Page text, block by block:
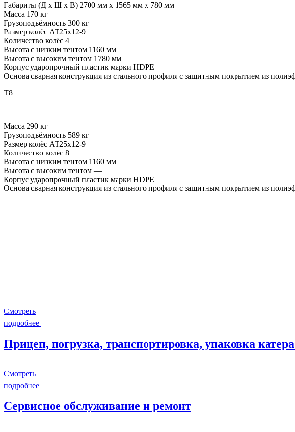
Габариты (Д x Ш x В) 2700 мм х 1565 мм х 780 мм
Масса 170 кг
Грузоподъёмность 300 кг
Размер колёс АТ25х12-9
Количество колёс 4
Высота с низким тентом 1160 мм
Высота с высоким тентом 1780 мм
Корпус ударопрочный пластик марки HDPE
Основа сварная конструкция из стального профиля c защитным покрытием из
T8
Масса 290 кг
Грузоподъёмность 589 кг
Размер колёс АТ25х12-9
Количество колёс 8
Высота с низким тентом 1160 мм
Высота с высоким тентом —
Корпус ударопрочный пластик марки HDPE
Основа сварная конструкция из стального профиля c защитным покрытием из
Смотреть
подробнее
Прицеп, погрузка, транспортировка, упаковка
Смотреть
подробнее
Сервисное обслуживание и ремонт